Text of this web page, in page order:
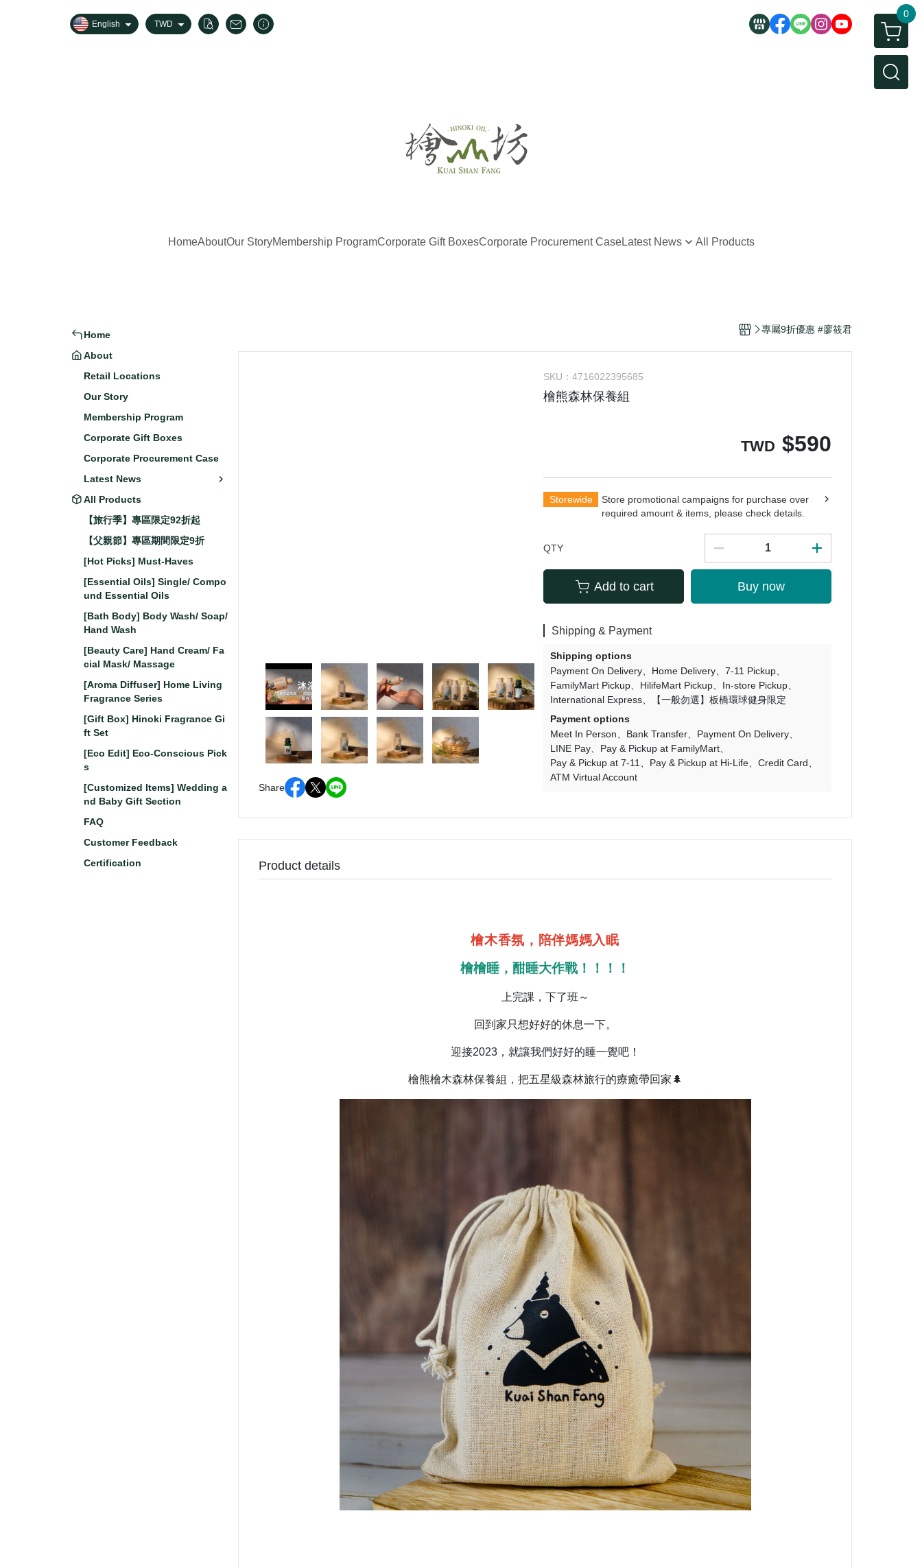
English TWD
0
HomeAboutOur StoryMembership ProgramCorporate Gift BoxesCorporate Procurement CaseLatest News All Products
Home
About
Retail Locations
Our Story
Membership Program
Corporate Gift Boxes
Corporate Procurement Case
Latest News
All Products
【旅行季】專區限定92折起
【父親節】專區期間限定9折
[Hot Picks] Must-Haves
[Essential Oils] Single/ Compo
und Essential Oils
[Bath Body] Body Wash/ Soap/
Hand Wash
[Beauty Care] Hand Cream/ Fa
cial Mask/ Massage
[Aroma Diffuser] Home Living
Fragrance Series
[Gift Box] Hinoki Fragrance Gi
ft Set
[Eco Edit] Eco-Conscious Pick
s
[Customized Items] Wedding a
nd Baby Gift Section
FAQ
Customer Feedback
Certification
專屬9折優惠 #廖筱君
Share
SKU：4716022395685
檜熊森林保養組
TWD $590
Storewide
Store promotional campaigns for purchase over
required amount & items, please check details.
QTY
Add to cart Buy now
Shipping & Payment
Shipping options
Payment On Delivery
Home Delivery
7-11 Pickup
FamilyMart Pickup
HilifeMart Pickup
In-store Pickup
International Express
【一般勿選】板橋環球健身限定
Payment options
Meet In Person
Bank Transfer
Payment On Delivery
LINE Pay
Pay & Pickup at FamilyMart
Pay & Pickup at 7-11
Pay & Pickup at Hi-Life
Credit Card
ATM Virtual Account
Product details
檜木香氛，陪伴媽媽入眠
檜檜睡，酣睡大作戰！！！！
上完課，下了班～
回到家只想好好的休息一下。
迎接2023，就讓我們好好的睡一覺吧！
檜熊檜木森林保養組，把五星級森林旅行的療癒帶回家🌲